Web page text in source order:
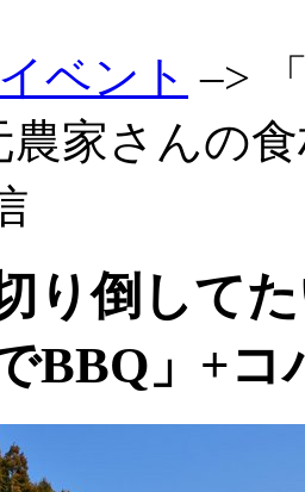
イベント –>
農家さんの
り倒して
BBQ」+コ